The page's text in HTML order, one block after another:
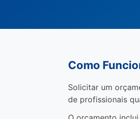
Como
Solicitar um
de profissionais